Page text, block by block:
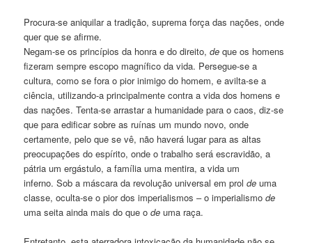
Procura-se aniquilar a tradição, suprema força das nações, onde
quer que se afirme.
Negam-se os princípios da honra e do direito,de que os homens
fizeram sempre escopo magnífico da vida. Persegue-se a
cultura, como se fora o pior inimigo do homem, e avilta-se a
ciência, utilizando-a principalmente contra a vida dos homens e
das nações. Tenta-se arrastar a humanidade para o caos, diz-se
que para edificar sobre as ruínas um mundo novo, onde
certamente, pelo que se vê, não haverá lugar para as altas
preocupações do espírito, onde o trabalho será escravidão, a
pátria um ergástulo, a família uma mentira, a vida um
inferno. Sob a máscara da revolução universal em prolde uma
classe, oculta-se o pior dos imperialismos – o imperialismode
uma seita ainda mais do que ode uma raça.